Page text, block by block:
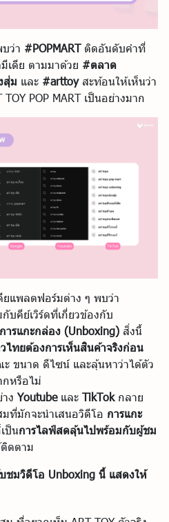
ว่า #POPMARTติดอันดับคำที่
เดีย ตามมาด้วย #ตลาด
สุ่ม และ #arttoyสะท้อนให้เห็นว่า
POP MART เป็นอย่างมาก
ยแพลตฟอร์มต่าง ๆ พบว่า
คีย์เวิร์ดที่เกี่ยวข้องกับ
ารแกะกล่อง (Unboxing) สิ่งนี้
ไทยต้องการเห็นสินค้าจริงก่อน
ขนาด ดีไซน์ และลุ้นหาว่าได้ตัว
หรือไม่
ง Youtubeและ TikTokกลาย
ที่มักจะนำเสนอวิดีโอ การแกะ
ป็นการไลฟ์สดลุ้นไปพร้อมกับผู้ชม
ดตาม
ชมวิดีโอ Unboxing นี้ แสดงให้